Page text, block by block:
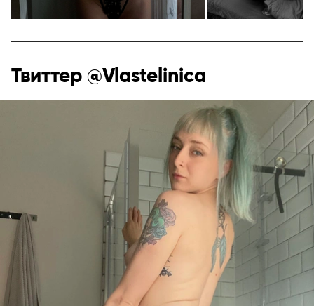
Твиттер @Vlastelinica